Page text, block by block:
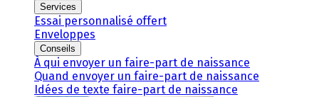
Services
Essai personnalisé offert
Enveloppes
Conseils
À qui envoyer un faire-part de naissance
Quand envoyer un faire-part de naissance
Idées de texte faire-part de naissance